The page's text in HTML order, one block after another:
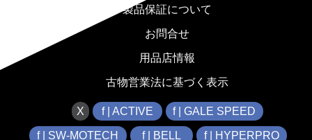
製品保証について
お問合せ
用品店情報
古物営業法に基づく表示
X f | ACTIVE f | GALE SPEED
f | SW-MOTECH f | BELL f | HYPERPRO